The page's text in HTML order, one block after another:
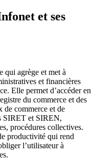
et ses
qui agrège et met à
et financières
Elle permet d’accéder en
du commerce et des
de commerce et de
SIRET et SIREN,
procédures collectives.
productivité qui rend
l’utilisateur à